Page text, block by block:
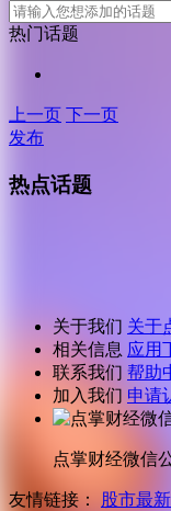
热门话题
上一页 下一页
发布
热点话题
关于我们 关于
相关信息 应用
联系我们 帮助
加入我们 申请
点掌财经微信
友情链接： 股市最